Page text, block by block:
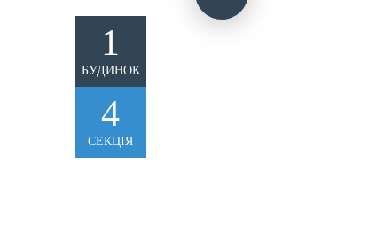
1
БУДИНОК
4
СЕКЦІЯ